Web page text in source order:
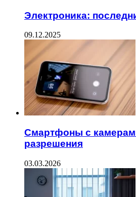
Электроника:
09.12.2025
Смартфоны с
разрешения
03.03.2026